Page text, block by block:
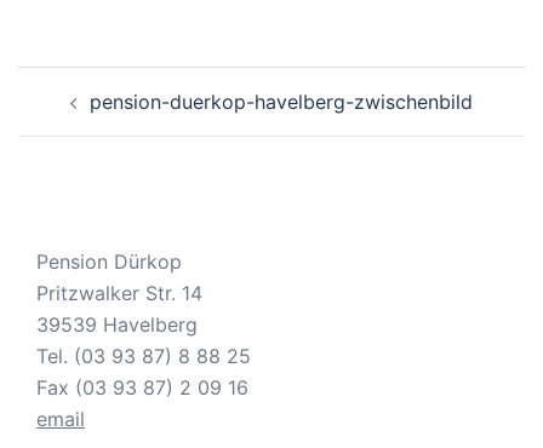
pension-duerkop-havelberg-zwischenbild
Pension Dürkop
Pritzwalker Str. 14
39539 Havelberg
Tel. (03 93 87) 8 88 25
Fax (03 93 87) 2 09 16
email